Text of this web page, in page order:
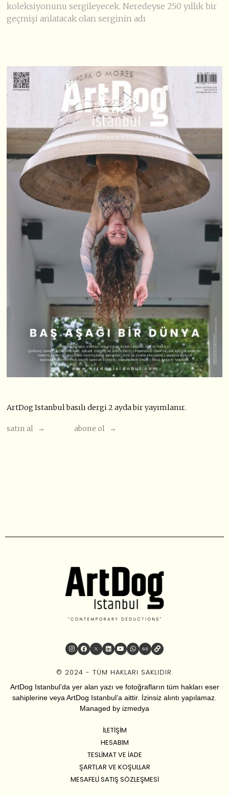
koleksiyonunu sergileyecek. Neredeyse 250 yıllık bir
geçmişi anlatacak olan serginin adı
ArtDog Istanbul basılı dergi 2 ayda bir yayımlanır.
satın al → abone ol →
© 2024 - TÜM HAKLARI SAKLIDIR.
ArtDog Istanbul’da yer alan yazı ve fotoğrafların tüm hakları eser
sahiplerine veya ArtDog Istanbul’a aittir. İzinsiz alıntı yapılamaz.
Managed by izmedya
İLETIŞIM
HESABIM
TESLIMAT VE İADE
ŞARTLAR VE KOŞULLAR
MESAFELI SATIŞ SÖZLEŞMESI